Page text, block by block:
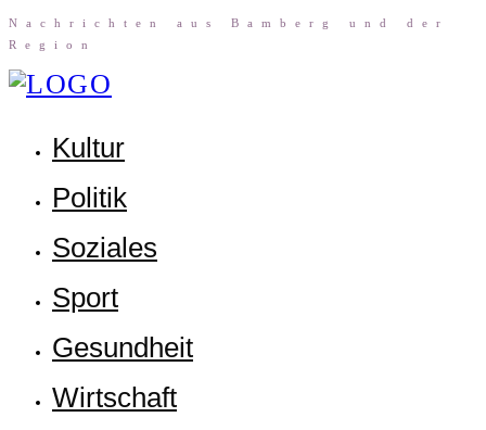
Nach­rich­ten aus Bam­berg und der
Region
Kul­tur
Poli­tik
Sozia­les
Sport
Gesund­heit
Wirt­schaft